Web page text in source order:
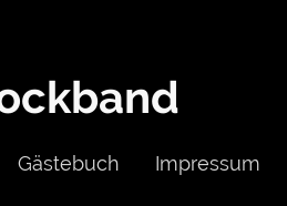
Gästebuch
Impressum